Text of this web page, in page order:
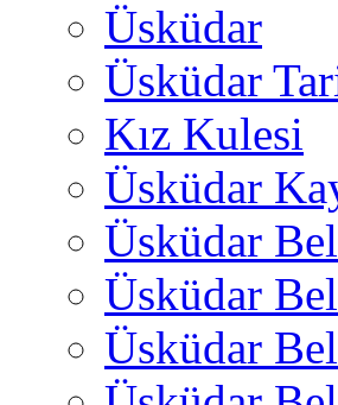
Üsküdar
Üsküdar
Kız Kulesi
Üsküdar
Üsküdar
Üsküdar
Üsküdar